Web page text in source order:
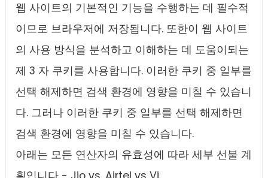
웹 사이트의 기본적인 기능을 수행하는 데 필수적
이므로 브라우저에 저장됩니다. 또한이 웹 사이트
의 사용 방식을 분석하고 이해하는 데 도움이되는
제 3 자 쿠키를 사용합니다. 이러한 쿠키 중 일부를
선택 해제하면 검색 환경에 영향을 미칠 수 있습니
다. 그러나 이러한 쿠키 중 일부를 선택 해제하면
검색 환경에 영향을 미칠 수 있습니다.
아래는 모든 연산자의 유효성에 따라 세부 선불 계